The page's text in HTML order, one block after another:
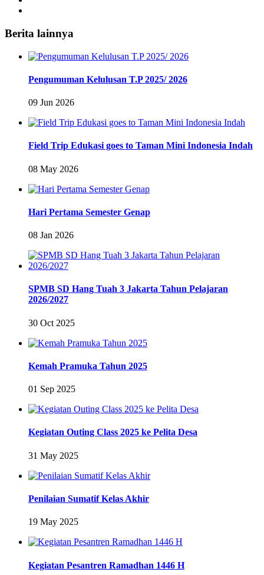
Berita lainnya
Pengumuman Kelulusan T.P 2025/ 2026
09 Jun 2026
Field Trip Edukasi goes to Taman Mini Indonesia Indah
08 May 2026
Hari Pertama Semester Genap
08 Jan 2026
SPMB SD Hang Tuah 3 Jakarta Tahun Pelajaran
2026/2027
30 Oct 2025
Kemah Pramuka Tahun 2025
01 Sep 2025
Kegiatan Outing Class 2025 ke Pelita Desa
31 May 2025
Penilaian Sumatif Kelas Akhir
19 May 2025
Kegiatan Pesantren Ramadhan 1446 H